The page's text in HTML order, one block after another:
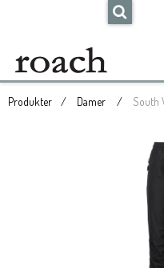
Produkter Damer South